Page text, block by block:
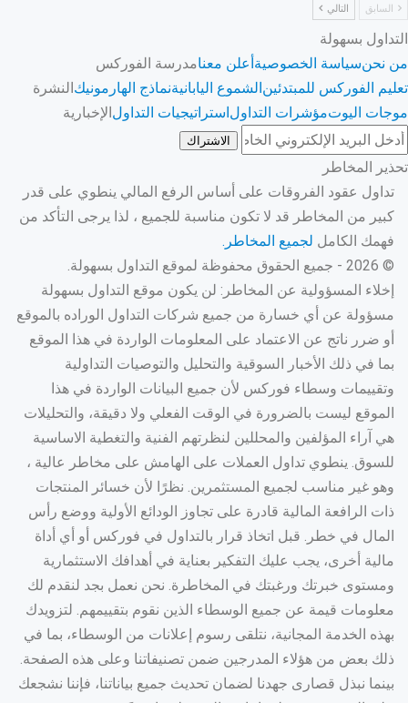
السابق التالي
التداول بسهولة
من نحنسياسة الخصوصية أعلن معنامدرسة الفوركس
تعليم الفوركس للمبتدئين الشموع اليابانيةنماذج الهارمونيك
موجات اليوتمؤشرات التداول استراتيجيات التداول
النشرة
الإخبارية
الاشتراك
تحذير المخاطر
تداول عقود الفروقات على أساس الرفع المالي ينطوي على قدر
كبير من المخاطر قد لا تكون مناسبة للجميع ، لذا يرجى التأكد من
فهمك الكامل لجميع المخاطر.
© 2026 - جميع الحقوق محفوظة لموقع التداول بسهولة.
إخلاء المسؤولية عن المخاطر: لن يكون موقع التداول بسهولة
مسؤولة عن أي خسارة من جميع شركات التداول الوراده بالموقع
أو ضرر ناتج عن الاعتماد على المعلومات الواردة في هذا الموقع
بما في ذلك الأخبار السوقية والتحليل والتوصيات التداولية
وتقييمات وسطاء فوركس لأن جميع البيانات الواردة في هذا
الموقع ليست بالضرورة في الوقت الفعلي ولا دقيقة، والتحليلات
هي آراء المؤلفين والمحللين لنظرتهم الفنية والتغطية الاساسية
للسوق. ينطوي تداول العملات على الهامش على مخاطر عالية ،
وهو غير مناسب لجميع المستثمرين. نظرًا لأن خسائر المنتجات
ذات الرافعة المالية قادرة على تجاوز الودائع الأولية ووضع رأس
المال في خطر. قبل اتخاذ قرار بالتداول في فوركس أو أي أداة
مالية أخرى، يجب عليك التفكير بعناية في أهدافك الاستثمارية
ومستوى خبرتك ورغبتك في المخاطرة. نحن نعمل بجد لنقدم لك
معلومات قيمة عن جميع الوسطاء الذين نقوم بتقييمهم. لتزويدك
بهذه الخدمة المجانية، نتلقى رسوم إعلانات من الوسطاء، بما في
ذلك بعض من هؤلاء المدرجين ضمن تصنيفاتنا وعلى هذه الصفحة.
بينما نبذل قصارى جهدنا لضمان تحديث جميع بياناتنا، فإننا نشجعك